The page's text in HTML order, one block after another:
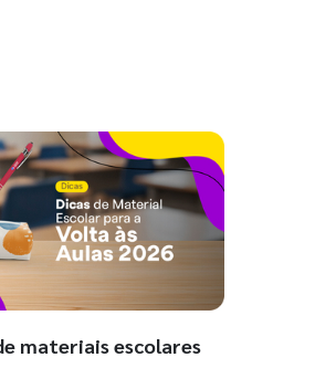
materiais escolares